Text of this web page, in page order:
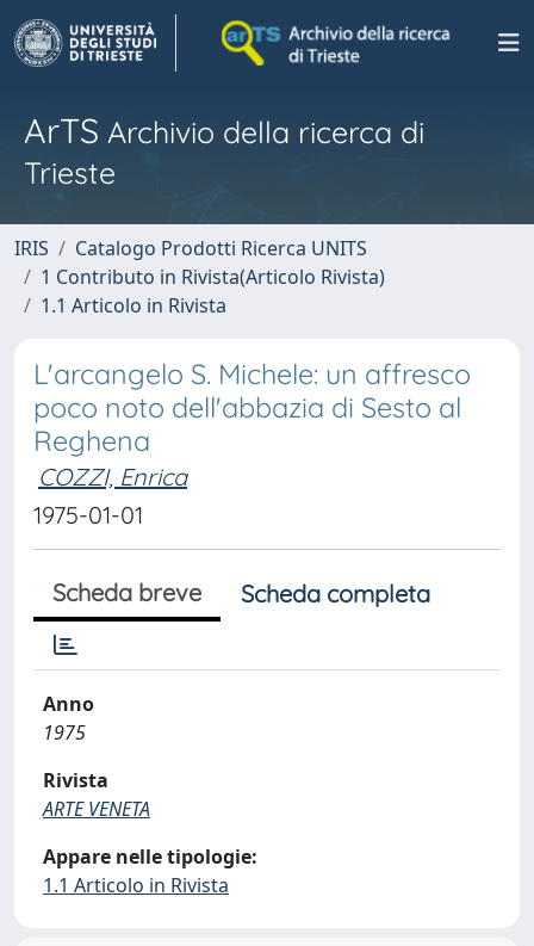
ArTS Archivio della ricerca di
Trieste
IRIS
Catalogo Prodotti Ricerca UNITS
1 Contributo in Rivista(Articolo Rivista)
1.1 Articolo in Rivista
L'arcangelo S. Michele: un affresco
poco noto dell'abbazia di Sesto al
Reghena
COZZI, Enrica
1975-01-01
Scheda breve Scheda completa
Anno
1975
Rivista
ARTE VENETA
Appare nelle tipologie:
1.1 Articolo in Rivista